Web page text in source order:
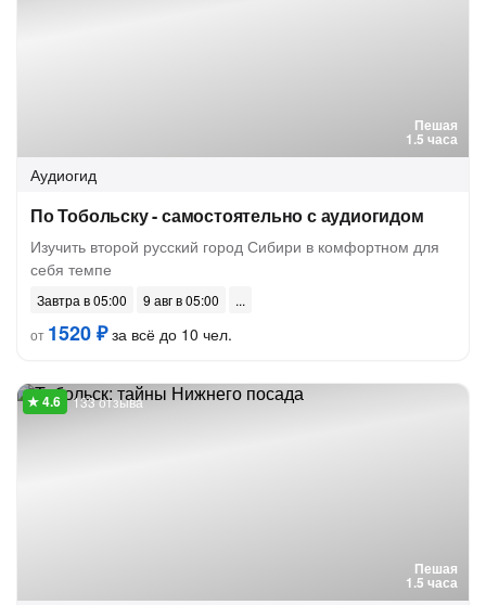
Пешая
1.5 часа
Аудиогид
По Тобольску - самостоятельно с аудиогидом
Изучить второй русский город Сибири в комфортном для
себя темпе
Завтра в 05:00
9 авг в 05:00
от 1520 ₽за всё до 10 чел.
Пешая
1.5 часа
133 отзыва